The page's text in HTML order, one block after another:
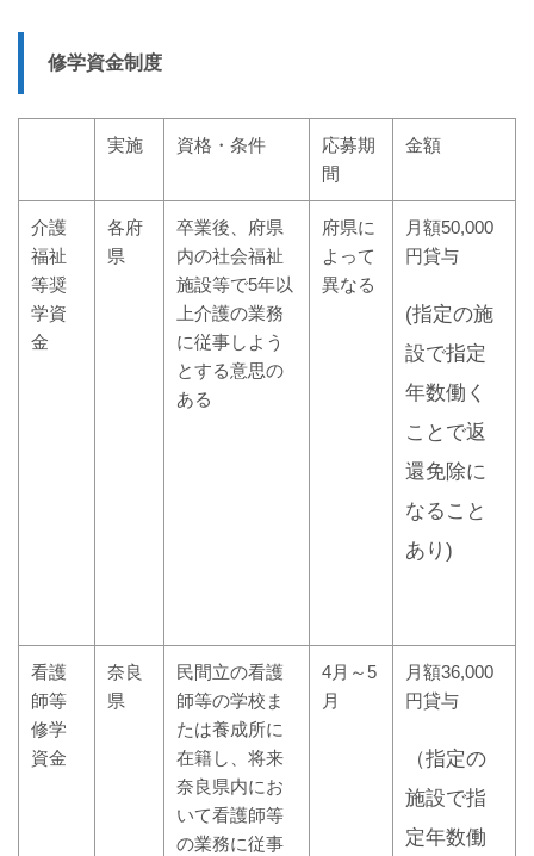
修学資金制度
実施 資格・条件
応募期
間
金額
介護
福祉
等奨
学資
金
各府
県
卒業後、府県
内の社会福祉
施設等で5年以
上介護の業務
に従事しよう
とする意思の
ある
府県に
よって
異なる
月額50,000
円貸与
(指定の施
設で指定
年数働く
ことで返
還免除に
なること
あり)
看護
師等
修学
資金
奈良
県
民間立の看護
師等の学校ま
たは養成所に
在籍し、将来
奈良県内にお
いて看護師等
の業務に従事
4月～5
月
月額36,000
円貸与
（指定の
施設で指
定年数働